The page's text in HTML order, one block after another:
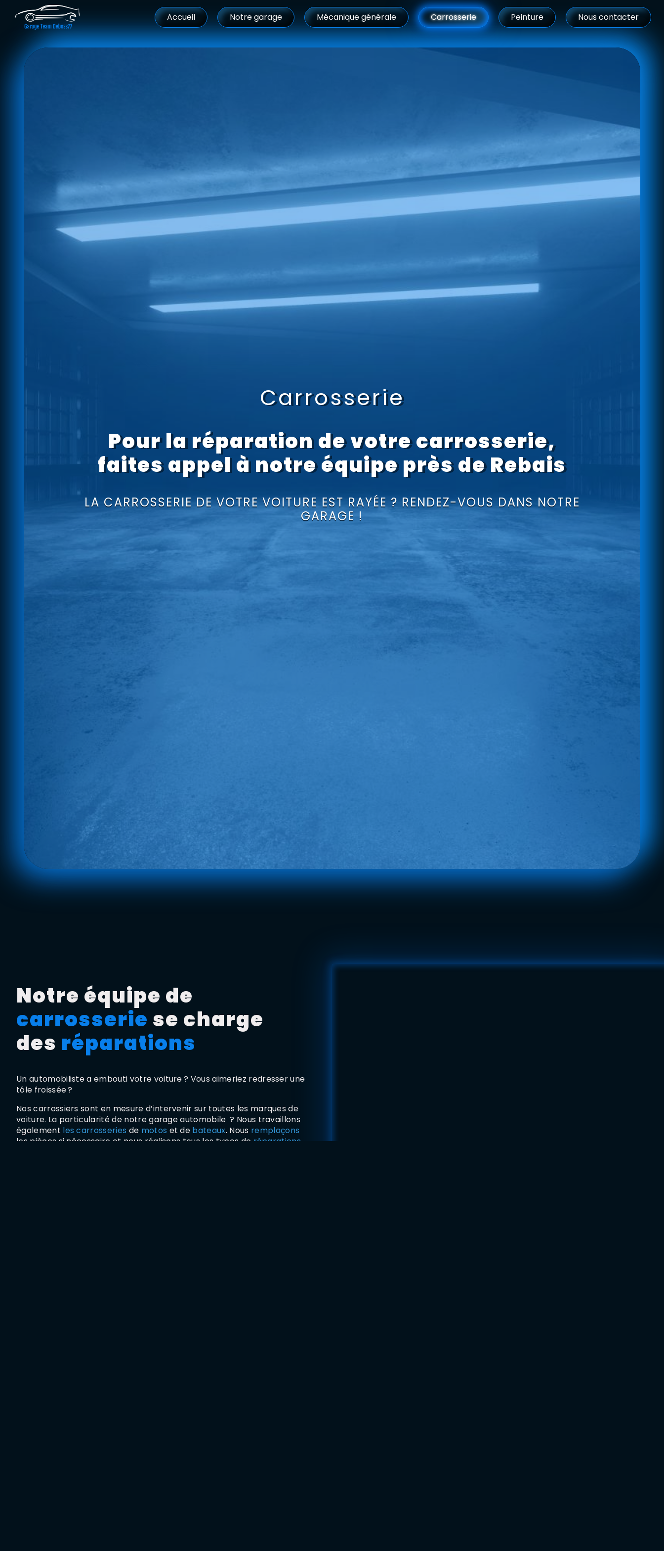
Accueil Notre garage Mécanique générale Carrosserie Peinture Nous contacter
Carrosserie
Pour la réparation de votre carrosserie,
faites appel à notre équipe près de Rebais
LA CARROSSERIE DE VOTRE VOITURE EST RAYÉE ? RENDEZ-VOUS DANS NOTRE
GARAGE !
Notre équipe de
carrosserie se charge
des réparations
Un automobiliste a embouti votre voiture ? Vous aimeriez redresser une
tôle froissée ?
Nos carrossiers sont en mesure d’intervenir sur toutes les marques de
voiture. La particularité de notre garage automobile ? Nous travaillons
également les carrosseries de motos et de bateaux. Nous remplaçons
les pièces si nécessaire et nous réalisons tous les types de réparations
Panneau de gestion des cookies